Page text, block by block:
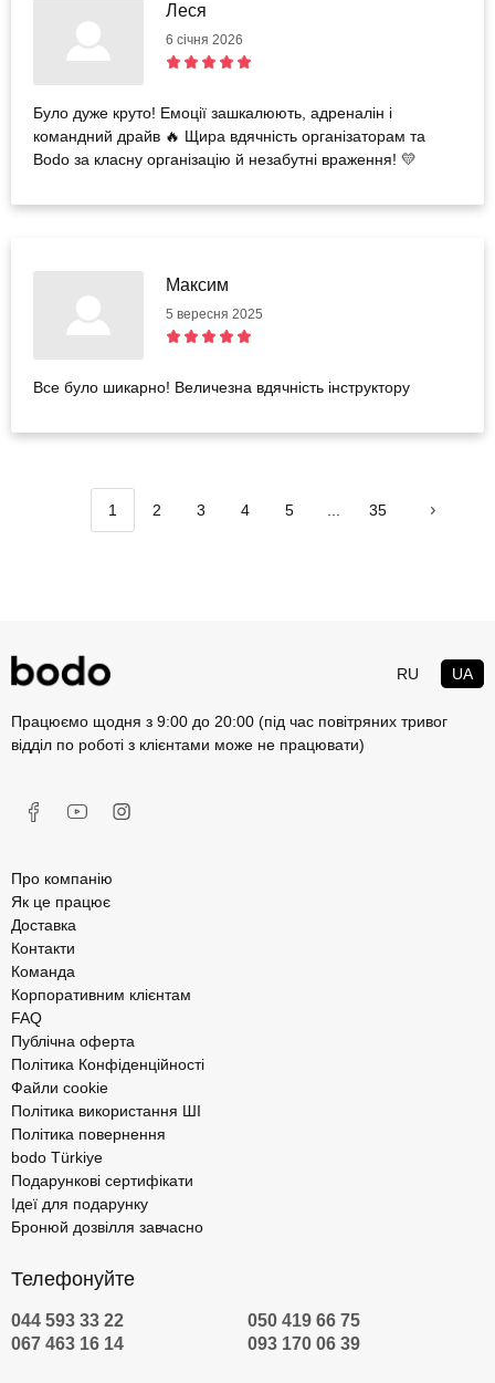
Леся
6 січня 2026
Було дуже круто! Емоції зашкалюють, адреналін і
командний драйв 🔥 Щира вдячність організаторам та
Bodo за класну організацію й незабутні враження! 💛
Максим
5 вересня 2025
Все було шикарно! Величезна вдячність інструктору
1 2 3 4 5 35
RU UA
Працюємо щодня з 9:00 до 20:00 (під час повітряних тривог
відділ по роботі з клієнтами може не працювати)
Про компанію
Як це працює
Доставка
Контакти
Команда
Корпоративним клієнтам
FAQ
Публічна оферта
Політика Конфіденційності
Файли cookie
Політика використання ШІ
Політика повернення
bodo Türkiye
Подарункові сертифікати
Ідеї для подарунку
Бронюй дозвілля завчасно
Телефонуйте
044 593 33 22
050 419 66 75
067 463 16 14
093 170 06 39